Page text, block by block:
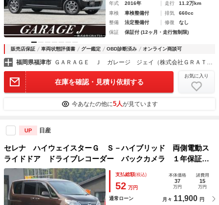
年式 2016年 走行
11.2万km
車検
車検整備付 排気
660cc
整備
法定整備付 修復
なし
保証
保証付 (12ヶ月・走行無制限)
販売店保証 車両状態評価書 グー鑑定 OBD診断済み オンライン商談可
福岡県福津市
在庫を確認・見積り依頼する
お気に入り
今あなたの他に5人が見ています
UP 日産
セレナ ハイウェイスターＧ Ｓ－ハイブリッド 両側電動ス
ライドドア ドライブレコーダー バックカメラ １年保証
オートクルーズ ＥＴＣ フルセグナビ Ｂｌｕｅｔｏｏｔ
ｈ ＤＶＤ再生 スマートキー２個 オートライト ダブルエ
アコン レーンアシスト
支払総額(税込)
52 万円
本体価格
37
万円
諸費用
15
万円
通常ローン 月々 11,900 円